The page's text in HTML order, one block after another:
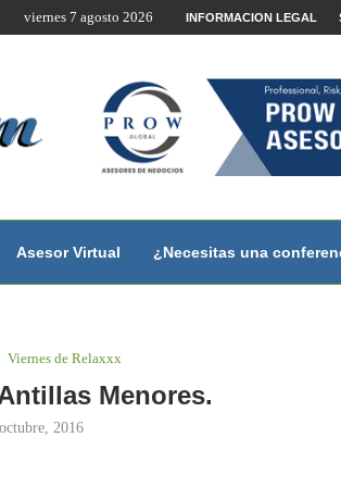
viernes 7 agosto 2026 INFORMACION LEGAL
Asesor Virtual ¿Necesitas una
Viernes de Relaxxx
Menores.
2016